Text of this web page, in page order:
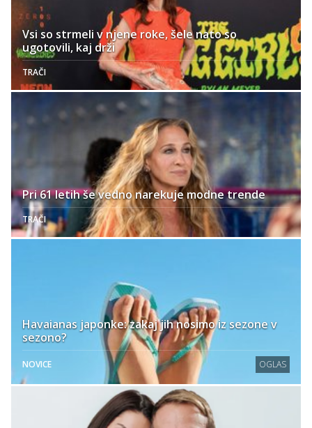
Vsi so strmeli v njene roke, šele nato so
ugotovili, kaj drži
TRAČI
Pri 61 letih še vedno narekuje modne trende
TRAČI
Havaianas japonke: zakaj jih nosimo iz sezone v
sezono?
NOVICE OGLAS